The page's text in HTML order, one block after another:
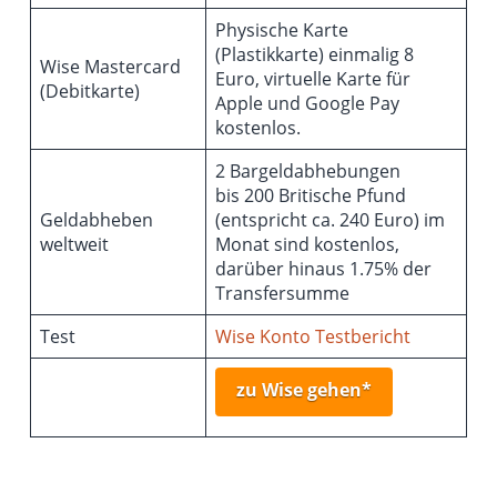
Wise Mastercard
(Debitkarte)
Physische Karte
(Plastikkarte) einmalig 8
Euro, virtuelle Karte für
Apple und Google Pay
kostenlos.
Geldabheben
weltweit
2 Bargeldabhebungen
bis 200 Britische Pfund
(entspricht ca. 240 Euro) im
Monat sind kostenlos,
darüber hinaus 1.75% der
Transfersumme
Test
Wise Konto Testbericht
zu Wise gehen*